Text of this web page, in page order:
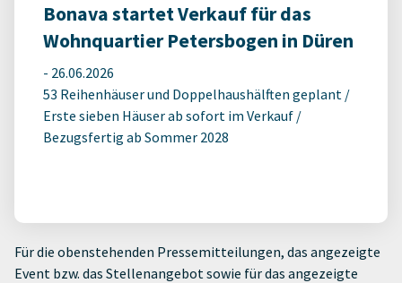
Bonava startet Verkauf für das
Wohnquartier Petersbogen in Düren
- 26.06.2026
53 Reihenhäuser und Doppelhaushälften geplant /
Erste sieben Häuser ab sofort im Verkauf /
Bezugsfertig ab Sommer 2028
Für die obenstehenden Pressemitteilungen, das angezeigte
Event bzw. das Stellenangebot sowie für das angezeigte